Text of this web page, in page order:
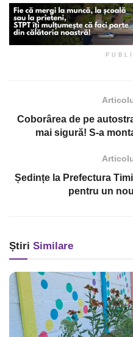
Coborârea de pe
mai sigură! S-a
Ședințe la Prefectura
pentru un
Știri Similare